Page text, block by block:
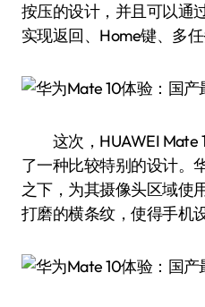
按压的设计，并且可以通
实现返回、Home键、多任
这次，HUAWEI Mate
了一种比较特别的设计。
之下，为其摄像头区域使
打磨的横条纹，使得手机